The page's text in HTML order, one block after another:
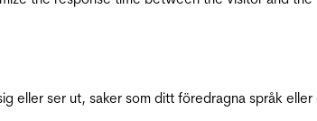
eller ser ut, saker som ditt föredragna språk